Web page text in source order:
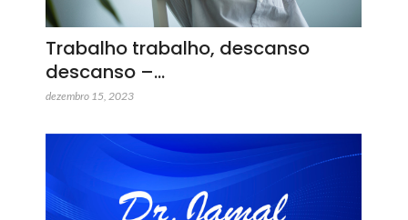
Trabalho trabalho, descanso
descanso –…
dezembro 15, 2023